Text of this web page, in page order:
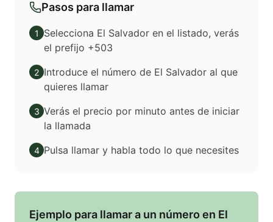
Pasos para llamar
1
Selecciona El Salvador en el listado, verás
el prefijo +503
2 Introduce el número de El Salvador al que
quieres llamar
3 Verás el precio por minuto antes de iniciar
la llamada
4 Pulsa llamar y habla todo lo que necesites
Ejemplo para llamar a un número en El